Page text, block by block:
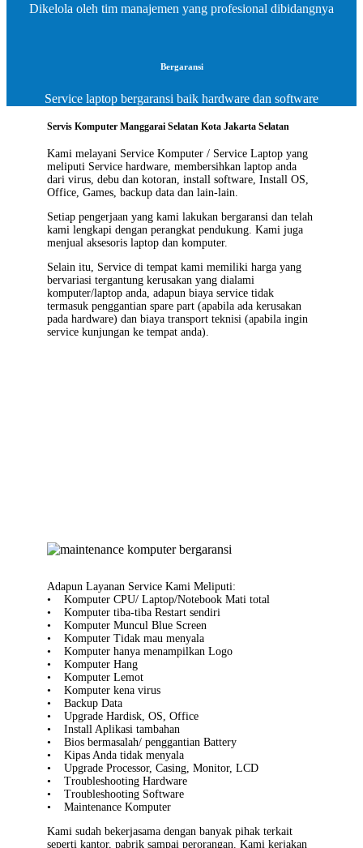
Dikelola oleh tim manajemen yang profesional dibidangnya
Bergaransi
Service laptop bergaransi baik hardware dan software
Servis Komputer Manggarai Selatan Kota Jakarta Selatan
Kami melayani Service Komputer / Service Laptop yang
meliputi Service hardware, membersihkan laptop anda
dari virus, debu dan kotoran, install software, Install OS,
Office, Games, backup data dan lain-lain.
Setiap pengerjaan yang kami lakukan bergaransi dan telah
kami lengkapi dengan perangkat pendukung. Kami juga
menjual aksesoris laptop dan komputer.
Selain itu, Service di tempat kami memiliki harga yang
bervariasi tergantung kerusakan yang dialami
komputer/laptop anda, adapun biaya service tidak
termasuk penggantian spare part (apabila ada kerusakan
pada hardware) dan biaya transport teknisi (apabila ingin
service kunjungan ke tempat anda).
Adapun Layanan Service Kami Meliputi:
• Komputer CPU/ Laptop/Notebook Mati total
• Komputer tiba-tiba Restart sendiri
• Komputer Muncul Blue Screen
• Komputer Tidak mau menyala
• Komputer hanya menampilkan Logo
• Komputer Hang
• Komputer Lemot
• Komputer kena virus
• Backup Data
• Upgrade Hardisk, OS, Office
• Install Aplikasi tambahan
• Bios bermasalah/ penggantian Battery
• Kipas Anda tidak menyala
• Upgrade Processor, Casing, Monitor, LCD
• Troubleshooting Hardware
• Troubleshooting Software
• Maintenance Komputer
Kami sudah bekerjasama dengan banyak pihak terkait
seperti kantor, pabrik sampai perorangan. Kami kerjakan